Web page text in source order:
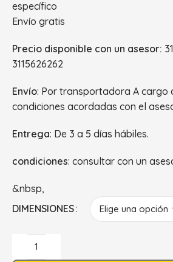
Envío gratis
Precio disponible con un asesor:
3115626262
Envío: Por transportadora A cargo
condiciones acordadas con el
Entrega: De 3 a 5 días hábiles.
condiciones: consultar con un
&nbsp,
DIMENSIONES